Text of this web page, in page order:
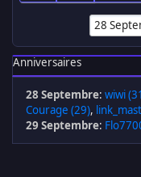
Anniversaires
28 Septembre: wiwi
Courage (29),
29 Septembre: